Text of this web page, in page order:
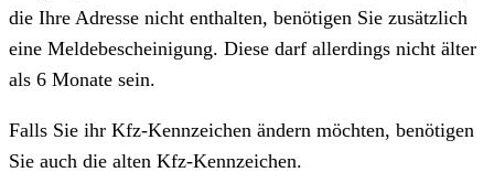
die Ihre Adresse nicht enthalten, benötigen Sie zusätzlich
eine Meldebescheinigung. Diese darf allerdings nicht älter
als 6 Monate sein.
Falls Sie ihr Kfz-Kennzeichen ändern möchten, benötigen
Sie auch die alten Kfz-Kennzeichen.